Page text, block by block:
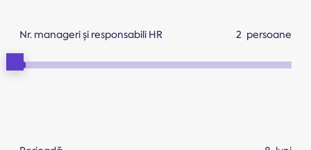
Nr. manageri și responsabili HR persoane